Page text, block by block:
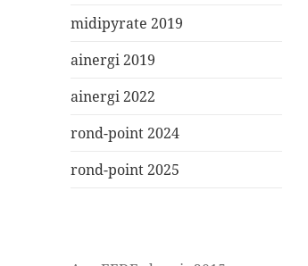
midipyrate 2019
ainergi 2019
ainergi 2022
rond-point 2024
rond-point 2025